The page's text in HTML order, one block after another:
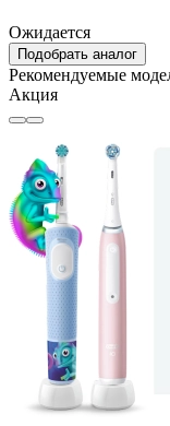
Ожидается
Подобрать аналог
Рекомендуемые
Акция